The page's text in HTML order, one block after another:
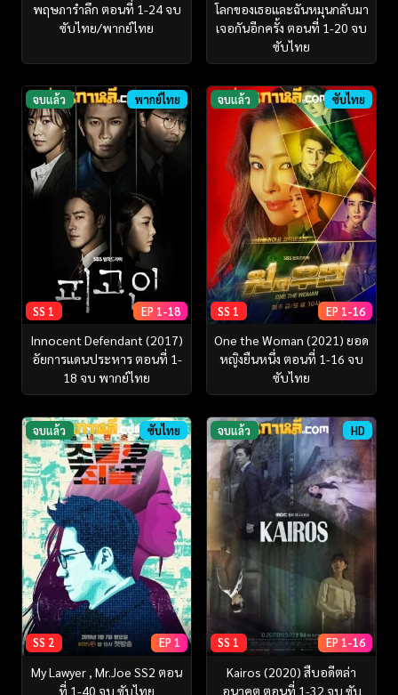
พฤษภารำลึก ตอนที่ 1-24 จบ
ซับไทย/พากย์ไทย
โลกของเธอและฉันหมุนกลับมา
เจอกันอีกครั้ง ตอนที่ 1-20 จบ
ซับไทย
จบแล้ว พากย์ไทย
SS 1 EP 1-18
Innocent Defendant ‎(2017)
อัยการแดนประหาร ตอนที่ 1-
18 จบ พากย์ไทย
จบแล้ว ซับไทย
SS 1 EP 1-16
One the Woman (2021) ยอด
หญิงยืนหนึ่ง ตอนที่ 1-16 จบ
ซับไทย
จบแล้ว ซับไทย
SS 2 EP 1
My Lawyer , Mr.Joe SS2 ตอน
ที่ 1-40 จบ ซับไทย
จบแล้ว HD
SS 1 EP 1-16
Kairos (2020) สืบอดีตล่า
อนาคต ตอนที่ 1-32 จบ ซับ